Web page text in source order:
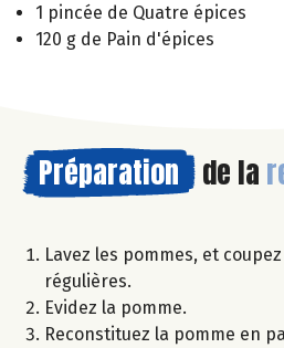
1 pincée de Quatre épices
120 g de Pain d'épices
Préparation de la
Lavez les pommes, et
régulières.
Evidez la pomme.
Reconstituez la pomme en